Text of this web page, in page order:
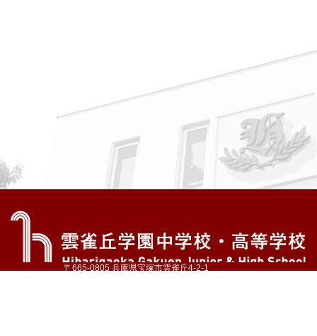
〒665-0805 兵庫県宝塚市雲雀丘4-2-1